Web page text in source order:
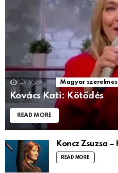
2k Views Magyar
Kovács Kati: Kötődés
READ MORE
Koncz Zsuzsa
READ MORE